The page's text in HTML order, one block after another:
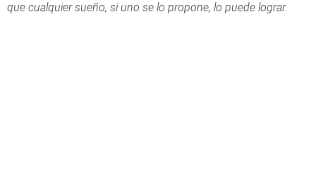
que cualquier sueño, si uno se lo propone, lo puede lograr.